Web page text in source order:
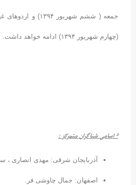
جمعه ( ششم شهریور
(چهارم شهریور ۱۳۹۴) ادامه خواهد داشت.
²اسامی شناگران متمرکز :
آذربایجان شرقی: مهدی انصاری ،
اصفهان: جمال چاوشی فر.